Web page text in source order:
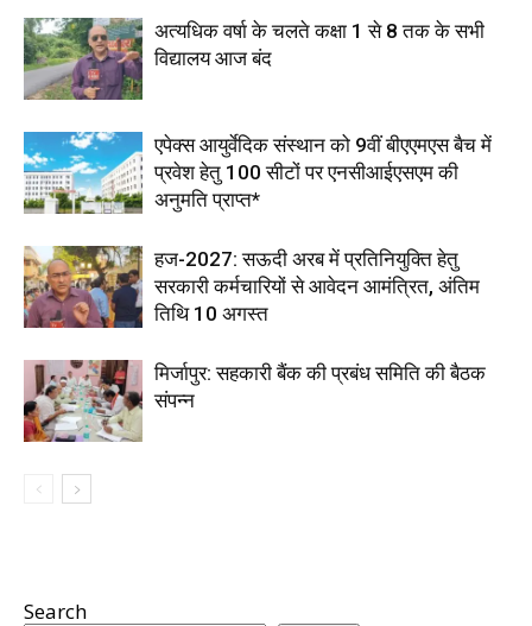
अत्यधिक वर्षा के चलते कक्षा 1 से 8 तक के सभी
विद्यालय आज बंद
एपेक्स आयुर्वेदिक संस्थान को 9वीं बीएएमएस बैच में
प्रवेश हेतु 100 सीटों पर एनसीआईएसएम की
अनुमति प्राप्त*
हज-2027: सऊदी अरब में प्रतिनियुक्ति हेतु
सरकारी कर्मचारियों से आवेदन आमंत्रित, अंतिम
तिथि 10 अगस्त
मिर्जापुर: सहकारी बैंक की प्रबंध समिति की बैठक
संपन्न
Search